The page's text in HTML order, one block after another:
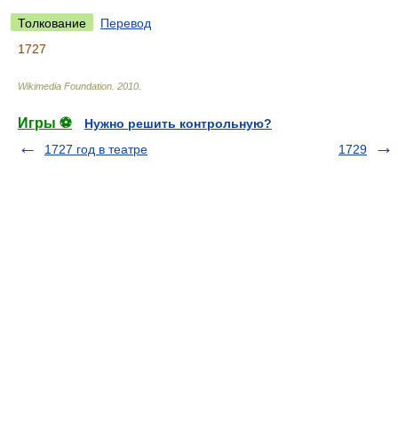
Толкование
Перевод
1727
Wikimedia Foundation 2010
Игры ⚽
Нужно решить контрольную?
1727 год в театре
1729